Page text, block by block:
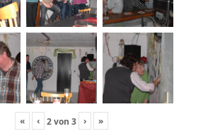
« ‹ 2von 3 › »